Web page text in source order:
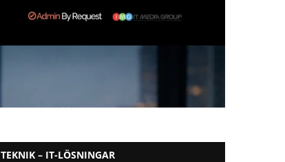
TEKNIK – IT-LÖSNINGAR